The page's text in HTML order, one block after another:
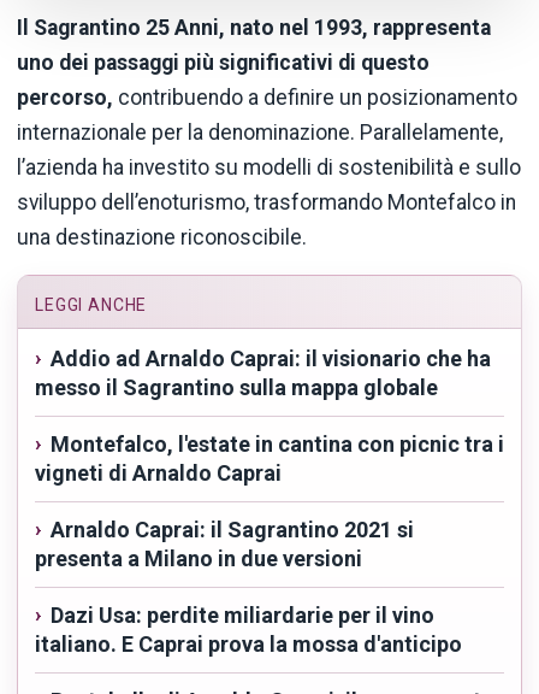
Il Sagrantino 25 Anni, nato nel 1993, rappresenta
uno dei passaggi più significativi di questo
percorso, contribuendo a definire un posizionamento
internazionale per la denominazione. Parallelamente,
l’azienda ha investito su modelli di sostenibilità e sullo
sviluppo dell’enoturismo, trasformando Montefalco in
una destinazione riconoscibile.
LEGGI ANCHE
Addio ad Arnaldo Caprai: il visionario che ha
messo il Sagrantino sulla mappa globale
Montefalco, l'estate in cantina con picnic tra i
vigneti di Arnaldo Caprai
Arnaldo Caprai: il Sagrantino 2021 si
presenta a Milano in due versioni
Dazi Usa: perdite miliardarie per il vino
italiano. E Caprai prova la mossa d'anticipo